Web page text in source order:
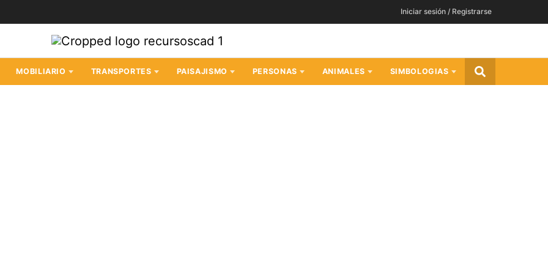
Iniciar sesión / Registrarse
MOBILIARIO TRANSPORTES PAISAJISMO PERSONAS ANIMALES SIMBOLOGIAS